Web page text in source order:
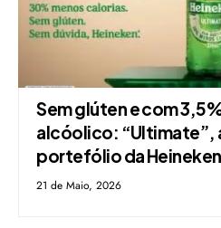
Sem glúten e com
alcóolico: “Ultimate”,
portefólio da Heineken
21 de Maio, 2026